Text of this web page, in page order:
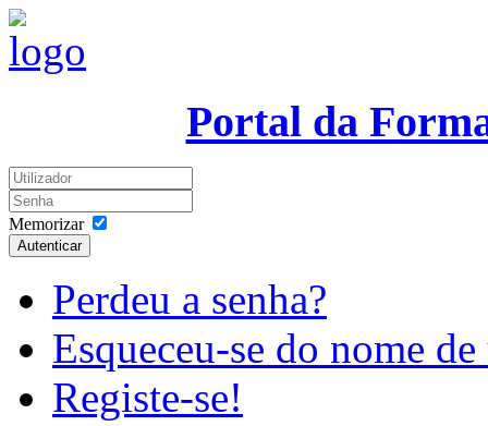
Portal da
Memorizar
Autenticar
Perdeu a senha?
Esqueceu-se do nome
Registe-se!